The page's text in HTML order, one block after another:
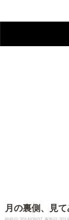
月の裏側、見